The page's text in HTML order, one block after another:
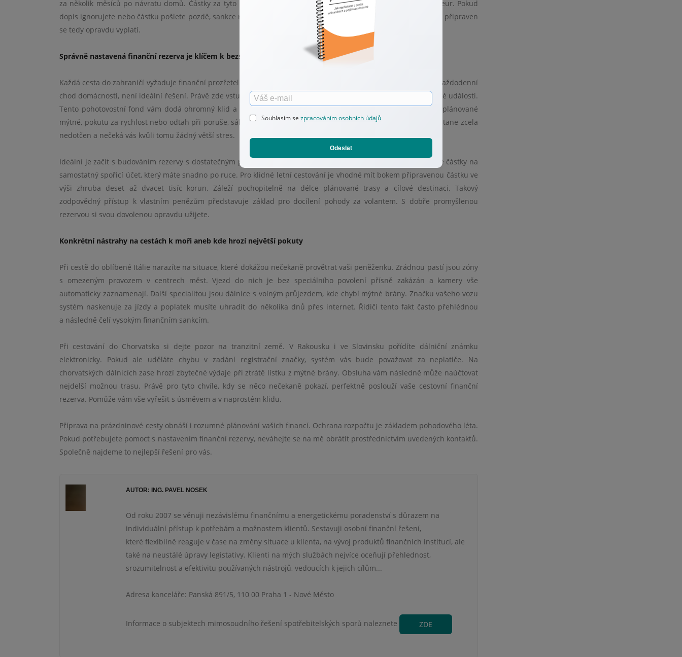
za několik měsíců po návratu domů. Částky za tyto prohřešky se přitom běžně pohybují ve vyšších desítkách eur. Pokud
dopis ignorujete nebo částku pošlete pozdě, sankce rychle rostou a vaše cesta se tak může hodně prodražit. Být připraven
se tedy opravdu vyplatí.
Správně nastavená finanční rezerva je klíčem k bezstarostnému létu
Každá cesta do zahraničí vyžaduje finanční prozřetelnost. Spoléhat se pouze na běžný účet, ze kterého hradíte každodenní
chod domácnosti, není ideální řešení. Právě zde vstupuje do hry kvalitní finanční polštář vyčleněný pro nečekané události.
Tento pohotovostní fond vám dodá ohromný klid a jistotu na cestách. Pokud vás překvapí nutnost uhradit neplánované
mýtné, pokutu za rychlost nebo odtah při poruše, sáhnete prostě do těchto peněz. Váš rodinný rozpočet tak zůstane zcela
nedotčen a nečeká vás kvůli tomu žádný větší stres.
Ideální je začít s budováním rezervy s dostatečným předstihem. Můžete si například odkládat menší pravidelné částky na
samostatný spořicí účet, který máte snadno po ruce. Pro klidné letní cestování je vhodné mít bokem připravenou částku ve
výši zhruba deset až dvacet tisíc korun. Záleží pochopitelně na délce plánované trasy a cílové destinaci. Takový
zodpovědný přístup k vlastním penězům představuje základ pro docílení pohody za volantem. S dobře promyšlenou
rezervou si svou dovolenou opravdu užijete.
Konkrétní nástrahy na cestách k moři aneb kde hrozí největší pokuty
Při cestě do oblíbené Itálie narazíte na situace, které dokážou nečekaně provětrat vaši peněženku. Zrádnou pastí jsou zóny
s omezeným provozem v centrech měst. Vjezd do nich je bez speciálního povolení přísně zakázán a kamery vše
automaticky zaznamenají. Další specialitou jsou dálnice s volným průjezdem, kde chybí mýtné brány. Značku vašeho vozu
systém naskenuje za jízdy a poplatek musíte uhradit do několika dnů přes internet. Řidiči tento fakt často přehlédnou
a následně čelí vysokým finančním sankcím.
Při cestování do Chorvatska si dejte pozor na tranzitní země. V Rakousku i ve Slovinsku pořídíte dálniční známku
elektronicky. Pokud ale uděláte chybu v zadání registrační značky, systém vás bude považovat za neplatiče. Na
chorvatských dálnicích zase hrozí zbytečné výdaje při ztrátě lístku z mýtné brány. Obsluha vám následně může naúčtovat
nejdelší možnou trasu. Právě pro tyto chvíle, kdy se něco nečekaně pokazí, perfektně poslouží vaše cestovní finanční
rezerva. Pomůže vám vše vyřešit s úsměvem a v naprostém klidu.
Příprava na prázdninové cesty obnáší i rozumné plánování vašich financí. Ochrana rozpočtu je základem pohodového léta.
Pokud potřebujete pomoct s nastavením finanční rezervy, neváhejte se na mě obrátit prostřednictvím uvedených kontaktů.
Společně najdeme to nejlepší řešení pro vás.
AUTOR: ING. PAVEL NOSEK
Od roku 2007 se věnuji nezávislému finančnímu a energetickému poradenství s důrazem na
individuální přístup k potřebám a možnostem klientů. Sestavuji osobní finanční řešení,
které flexibilně reaguje v čase na změny situace u klienta, na vývoj produktů finančních institucí, ale
také na neustálé úpravy legistativy. Klienti na mých službách nejvíce oceňují přehlednost,
srozumitelnost a efektivitu používaných nástrojů, vedoucích k jejich cílům...
Adresa kanceláře: Panská 891/5, 110 00 Praha 1 - Nové Město
Informace o subjektech mimosoudního řešení spotřebitelských sporů naleznete ZDE
Souhlasím se zpracováním osobních údajů
Odeslat